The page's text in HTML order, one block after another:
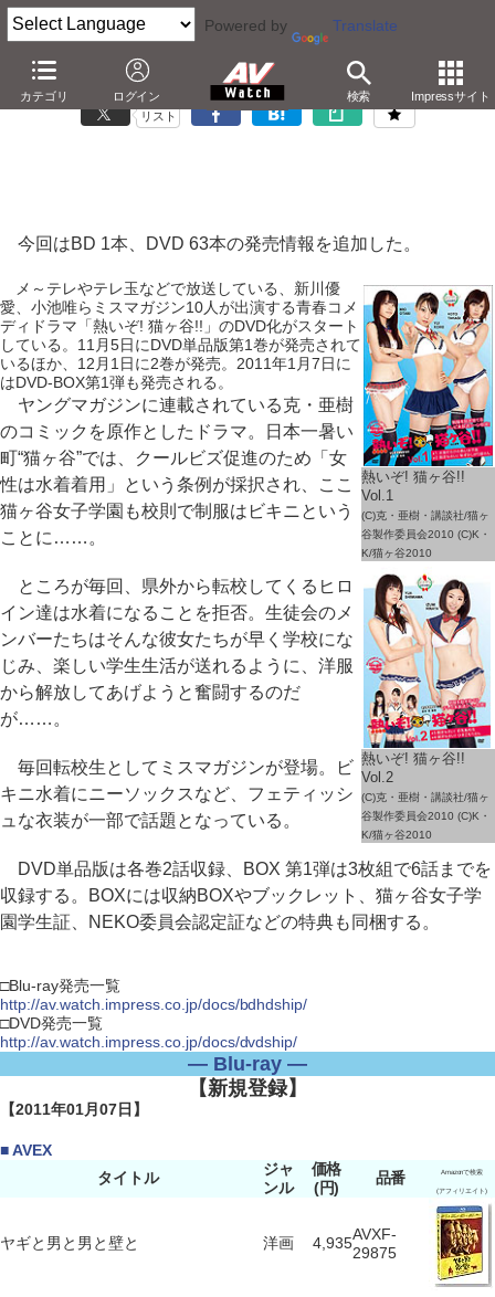
Powered by Translate
カテゴリ ログイン 検索 Impressサイト
「Blu-ray/DVD発売日一覧」12月6日の更新情報
リスト
今回はBD 1本、DVD 63本の発売情報を追加した。
熱いぞ! 猫ヶ谷!!
Vol.1
(C)克・亜樹・講談社/猫ヶ
谷製作委員会2010 (C)K・
K/猫ヶ谷2010
熱いぞ! 猫ヶ谷!!
Vol.2
(C)克・亜樹・講談社/猫ヶ
谷製作委員会2010 (C)K・
K/猫ヶ谷2010
メ～テレやテレ玉などで放送している、新川優
愛、小池唯らミスマガジン10人が出演する青春コメ
ディドラマ「熱いぞ! 猫ヶ谷!!」のDVD化がスタート
している。11月5日にDVD単品版第1巻が発売されて
いるほか、12月1日に2巻が発売。2011年1月7日に
はDVD-BOX第1弾も発売される。
ヤングマガジンに連載されている克・亜樹
のコミックを原作としたドラマ。日本一暑い
町“猫ヶ谷”では、クールビズ促進のため「女
性は水着着用」という条例が採択され、ここ
猫ヶ谷女子学園も校則で制服はビキニという
ことに……。
ところが毎回、県外から転校してくるヒロ
イン達は水着になることを拒否。生徒会のメ
ンバーたちはそんな彼女たちが早く学校にな
じみ、楽しい学生生活が送れるように、洋服
から解放してあげようと奮闘するのだ
が……。
毎回転校生としてミスマガジンが登場。ビ
キニ水着にニーソックスなど、フェティッシ
ュな衣装が一部で話題となっている。
DVD単品版は各巻2話収録、BOX 第1弾は3枚組で6話までを
収録する。BOXには収納BOXやブックレット、猫ヶ谷女子学
園学生証、NEKO委員会認定証などの特典も同梱する。
□Blu-ray発売一覧
http://av.watch.impress.co.jp/docs/bdhdship/
□DVD発売一覧
http://av.watch.impress.co.jp/docs/dvdship/
― Blu-ray ―
【新規登録】
【2011年01月07日】
■ AVEX
タイトル
ジャ
ンル
価格
(円)
品番 Amazonで検索
(アフィリエイト)
ヤギと男と男と壁と 洋画 4,935AVXF-
29875